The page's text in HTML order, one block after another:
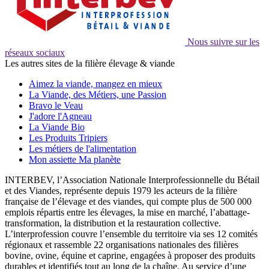
Nous suivre sur les
réseaux sociaux
Les autres sites de la filière élevage & viande
Aimez la viande, mangez en mieux
La Viande, des Métiers, une Passion
Bravo le Veau
J'adore l'Agneau
La Viande Bio
Les Produits Tripiers
Les métiers de l'alimentation
Mon assiette Ma planète
INTERBEV, l’Association Nationale Interprofessionnelle du Bétail
et des Viandes, représente depuis 1979 les acteurs de la filière
française de l’élevage et des viandes, qui compte plus de 500 000
emplois répartis entre les élevages, la mise en marché, l’abattage-
transformation, la distribution et la restauration collective.
L’interprofession couvre l’ensemble du territoire via ses 12 comités
régionaux et rassemble 22 organisations nationales des filières
bovine, ovine, équine et caprine, engagées à proposer des produits
durables et identifiés tout au long de la chaîne. Au service d’une